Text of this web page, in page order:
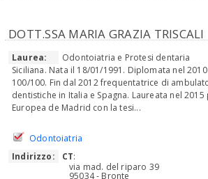
DOTT.SSA MARIA GRAZIA TRISCALI
Laurea:
Odontoiatria e Protesi dentaria
Siciliana. Nata il 18/01/1991. Diplomata nel
100/100. Fin dal 2012 frequentatrice di
dentistiche in Italia e Spagna. Laureata nel
Europea de Madrid con la tesi...
Odontoiatria
Indirizzo:
CT:
via mad. del riparo 39
95034 - Bronte